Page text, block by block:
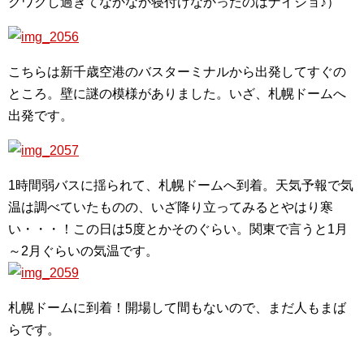
こちらは新千歳空港のバスターミナルから出発してすぐの
ところ。壁に謎の模様がありました。いざ、札幌ドームへ
出発です。
1時間弱バスに揺られて、札幌ドームへ到着。天気予報で気
温は調べていたものの、いざ降り立ってみるとやはり寒
い・・・！この日は5度とかそのぐらい。関東で言うと1月
～2月ぐらいの気温です。
札幌ドームに到着！開場して間もないので、まだ人もまば
らです。